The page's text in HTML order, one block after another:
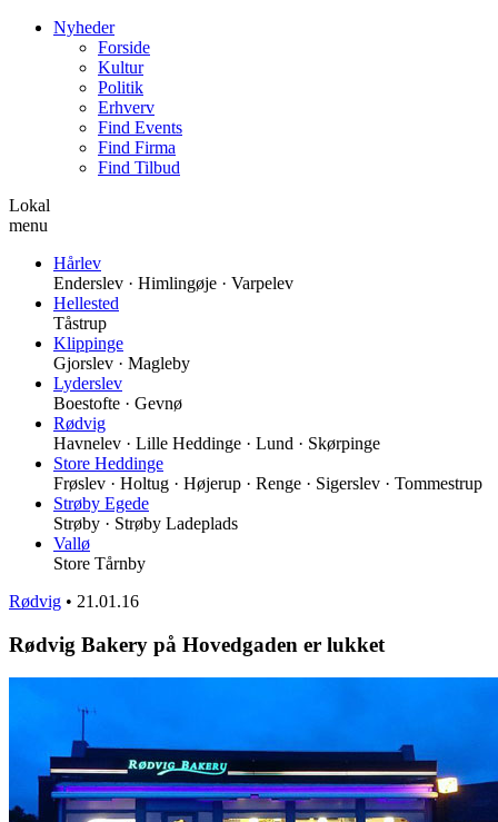
Nyheder
Forside
Kultur
Politik
Erhverv
Find Events
Find Firma
Find Tilbud
Lokal
menu
Hårlev
Enderslev · Himlingøje · Varpelev
Hellested
Tåstrup
Klippinge
Gjorslev · Magleby
Lyderslev
Boestofte · Gevnø
Rødvig
Havnelev · Lille Heddinge · Lund · Skørpinge
Store Heddinge
Frøslev · Holtug · Højerup · Renge · Sigerslev · Tommestrup
Strøby Egede
Strøby · Strøby Ladeplads
Vallø
Store Tårnby
Rødvig • 21.01.16
Rødvig Bakery på Hovedgaden er lukket